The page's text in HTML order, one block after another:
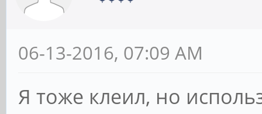
06-13-2016, 07:09 AM
Я тоже клеил, но